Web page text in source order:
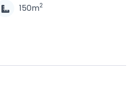
150m2